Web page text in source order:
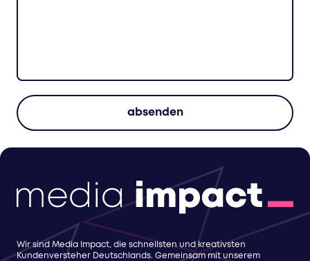
Wir sind Media Impact, die schnellsten und kreativsten
Kundenversteher Deutschlands. Gemeinsam mit unserem